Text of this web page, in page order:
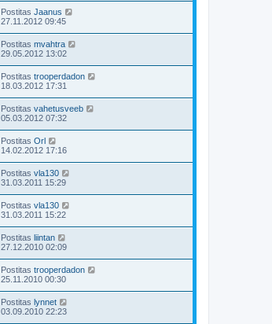
Postitas Jaanus
27.11.2012 09:45
Postitas mvahtra
29.05.2012 13:02
Postitas trooperdadon
18.03.2012 17:31
Postitas vahetusveeb
05.03.2012 07:32
Postitas Orl
14.02.2012 17:16
Postitas vla130
31.03.2011 15:29
Postitas vla130
31.03.2011 15:22
Postitas liintan
27.12.2010 02:09
Postitas trooperdadon
25.11.2010 00:30
Postitas lynnet
03.09.2010 22:23